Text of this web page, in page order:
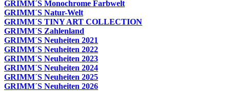
GRIMM´S Monochrome Farbwelt
GRIMM´S Natur-Welt
GRIMM´S TINY ART COLLECTION
GRIMM´S Zahlenland
GRIMM´S Neuheiten 2021
GRIMM´S Neuheiten 2022
GRIMM´S Neuheiten 2023
GRIMM´S Neuheiten 2024
GRIMM´S Neuheiten 2025
GRIMM´S Neuheiten 2026